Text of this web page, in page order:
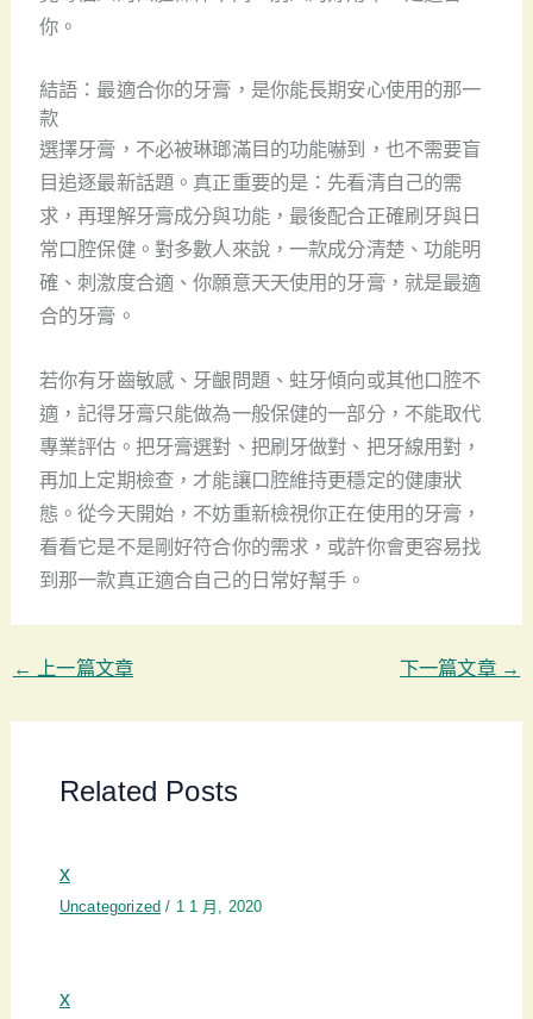
你。
結語：最適合你的牙膏，是你能長期安心使用的那一
款
選擇牙膏，不必被琳瑯滿目的功能嚇到，也不需要盲
目追逐最新話題。真正重要的是：先看清自己的需
求，再理解牙膏成分與功能，最後配合正確刷牙與日
常口腔保健。對多數人來說，一款成分清楚、功能明
確、刺激度合適、你願意天天使用的牙膏，就是最適
合的牙膏。
若你有牙齒敏感、牙齦問題、蛀牙傾向或其他口腔不
適，記得牙膏只能做為一般保健的一部分，不能取代
專業評估。把牙膏選對、把刷牙做對、把牙線用對，
再加上定期檢查，才能讓口腔維持更穩定的健康狀
態。從今天開始，不妨重新檢視你正在使用的牙膏，
看看它是不是剛好符合你的需求，或許你會更容易找
到那一款真正適合自己的日常好幫手。
← 上一篇文章 下一篇文章 →
Related Posts
x
Uncategorized / 1 1 月, 2020
x